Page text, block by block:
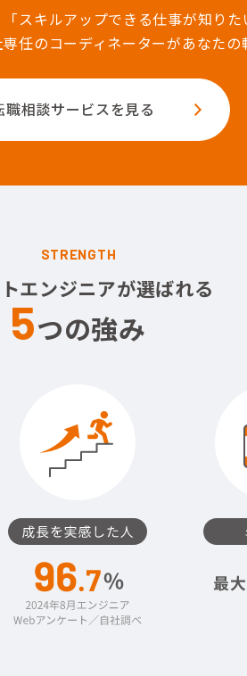
スキルアップできる仕事が知りた
任のコーディネーターがあなたの
職相談サービスを見る
STRENGTH
エンジニアが選ばれる
5つの強み